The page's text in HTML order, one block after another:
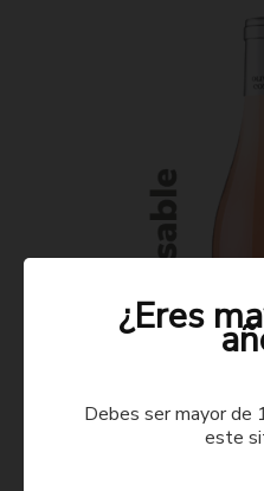
¿Eres
Debes ser mayor de
este